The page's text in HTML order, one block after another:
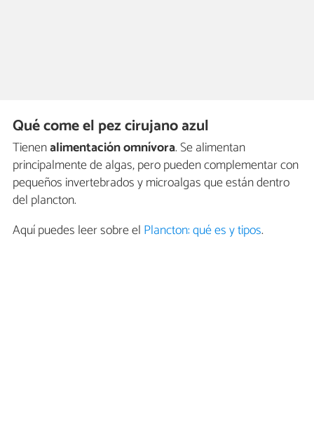
Qué come el pez cirujano azul
Tienenalimentación omnívora. Se alimentan
principalmente de algas, pero pueden complementar con
pequeños invertebrados y microalgas que están dentro
del plancton.
Aquí puedes leer sobre el Plancton: qué es y tipos.